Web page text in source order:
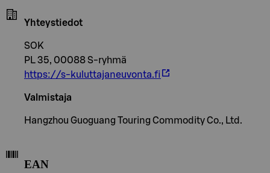
Yhteystiedot
SOK
PL 35, 00088 S-ryhmä
https://s-kuluttajaneuvonta.fi
Valmistaja
Hangzhou Guoguang Touring Commodity Co., Ltd.
EAN